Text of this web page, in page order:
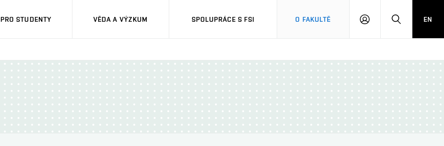
PRO STUDENTY VĚDA A VÝZKUM SPOLUPRÁCE S FSI O FAKULTĚ
PŘIHLÁŠENÍHLEDAT
EN